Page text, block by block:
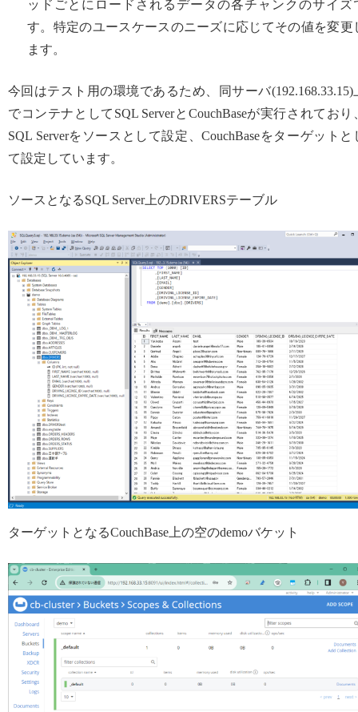
ッドごとにロードされるデータの各チャンクのサイズ
す。特定のユースケースのニーズに応じてその値を変更
ます。
今回はテスト用の環境であるため、同サーバ(192.168.33.15)
でコンテナとしてSQL ServerとCouchBaseが実行されており
SQL Serverをソースとして設定、CouchBaseをターゲットと
て設定しています。
ソースとなるSQL Server上のDRIVERSテーブル
ターゲットとなるCouchBase上の空のdemoバケット